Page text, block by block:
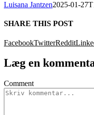
Luisana Jantzen2025-01-
SHARE THIS POST
FacebookTwitterReddit
Læg en
Comment